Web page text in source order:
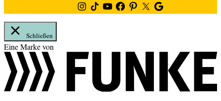
Instagram
TikTokYoutubeFacebook
PinterestTwitterGoogle
News
Schließen
Zum
Inhalt
springen
Eine Marke von